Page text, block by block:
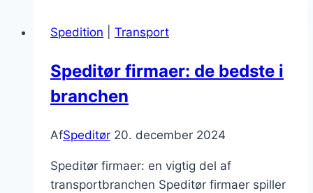
vide
Spedition Transport
Speditør firmaer: de bedste i
branchen
AfSpeditør 20. december 2024
Speditør firmaer: en vigtig del af
transportbranchen Speditør firmaer spiller